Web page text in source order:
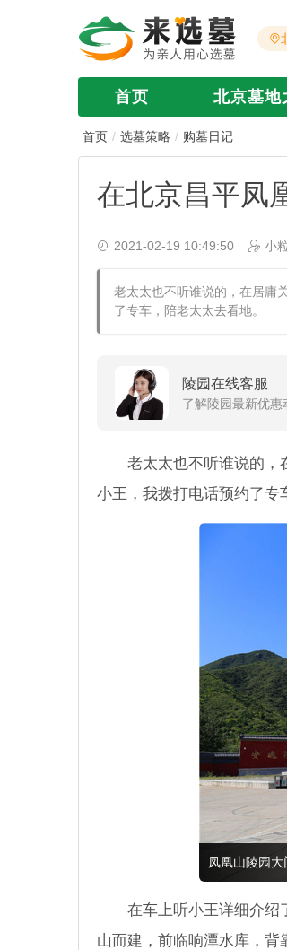
首页 北京墓地
首页 选墓策略 购墓日记
在北京昌平凤
2021-02-19 10:49:50 小
老太太也不听谁说的，在居庸
了专车，陪老太太去看地。
陵园在线客服
了解陵园最新优惠
老太太也不听谁说的，
小王，我拨打电话预约了专
凤凰山陵园大
在车上听小王详细介绍
山而建，前临响潭水库，